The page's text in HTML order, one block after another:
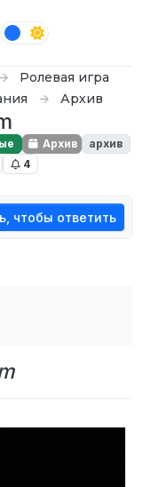
Ролевая игра
Архив
Архив
архив
4
чтобы ответить